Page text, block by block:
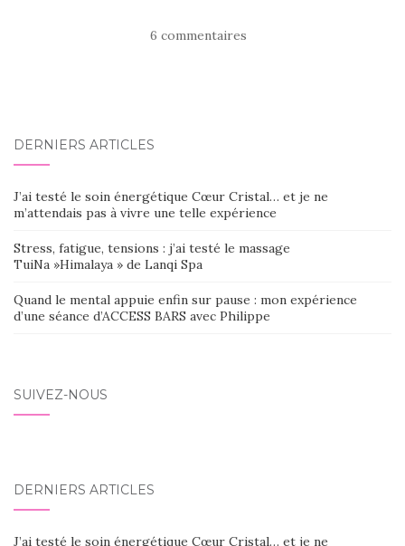
6 commentaires
DERNIERS ARTICLES
J’ai testé le soin énergétique Cœur Cristal… et je ne
m’attendais pas à vivre une telle expérience
Stress, fatigue, tensions : j’ai testé le massage
TuiNa »Himalaya » de Lanqi Spa
Quand le mental appuie enfin sur pause : mon expérience
d’une séance d’ACCESS BARS avec Philippe
SUIVEZ-NOUS
DERNIERS ARTICLES
J’ai testé le soin énergétique Cœur Cristal… et je ne